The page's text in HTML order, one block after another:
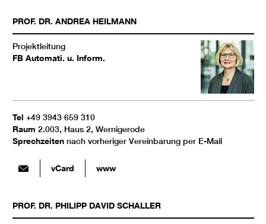
PROF. DR. ANDREA HEILMANN
Projektleitung
FB Automati. u. Inform.
Tel +49 3943 659 310
Raum 2.003, Haus 2, Wernigerode
Sprechzeiten nach vorheriger Vereinbarung per E-Mail
vCard www
PROF. DR. PHILIPP DAVID SCHALLER